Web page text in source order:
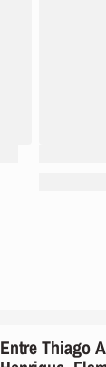
Entre Thiago